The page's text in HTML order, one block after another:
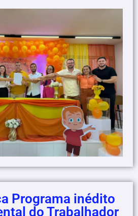
Programa inédito
do Trabalhador